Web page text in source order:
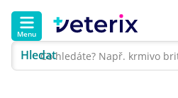
Menu
Hledat